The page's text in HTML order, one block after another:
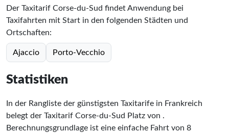
Der Taxitarif Corse-du-Sud findet Anwendung bei
Taxifahrten mit Start in den folgenden Städten und
Ortschaften:
Ajaccio Porto-Vecchio
Statistiken
In der Rangliste der günstigsten Taxitarife in Frankreich
belegt der Taxitarif Corse-du-Sud Platz von .
Berechnungsgrundlage ist eine einfache Fahrt von 8